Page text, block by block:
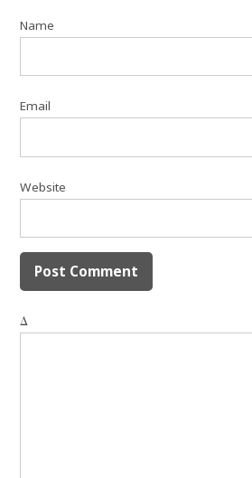
Name
Email
Website
Δ